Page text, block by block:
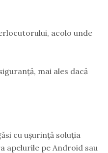
acolo unde
mai ales dacă
cu ușurință soluția
pe Android sau